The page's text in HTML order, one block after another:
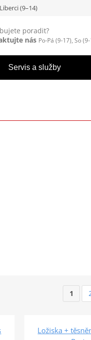
(9–14)
poradit?
nás Po-Pá (9-17), So
Servis a služby
1
Ložiska +